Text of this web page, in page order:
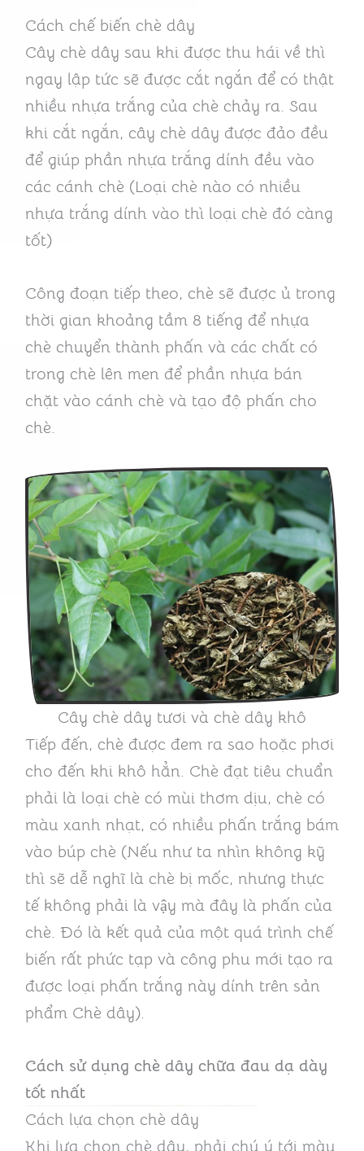
Cách chế biến chè dây
Cây chè dây sau khi được thu hái về thì
ngay lập tức sẽ được cắt ngắn để có thật
nhiều nhựa trắng của chè chảy ra. Sau
khi cắt ngắn, cây chè dây được đảo đều
để giúp phần nhựa trắng dính đều vào
các cánh chè (Loại chè nào có nhiều
nhựa trắng dính vào thì loại chè đó càng
tốt)
Công đoạn tiếp theo, chè sẽ được ủ trong
thời gian khoảng tầm 8 tiếng để nhựa
chè chuyển thành phấn và các chất có
trong chè lên men để phần nhựa bán
chặt vào cánh chè và tạo độ phấn cho
chè.
Cây chè dây tươi và chè dây khô
Tiếp đến, chè được đem ra sao hoặc phơi
cho đến khi khô hẳn. Chè đạt tiêu chuẩn
phải là loại chè có mùi thơm dịu, chè có
màu xanh nhạt, có nhiều phấn trắng bám
vào búp chè (Nếu như ta nhìn không kỹ
thì sẽ dễ nghĩ là chè bị mốc, nhưng thực
tế không phải là vậy mà đây là phấn của
chè. Đó là kết quả của một quá trình chế
biến rất phức tạp và công phu mới tạo ra
được loại phấn trắng này dính trên sản
phẩm Chè dây).
Cách sử dụng chè dây chữa đau dạ dày
tốt nhất
Cách lựa chọn chè dây
Khi lựa chọn chè dây, phải chú ý tới màu